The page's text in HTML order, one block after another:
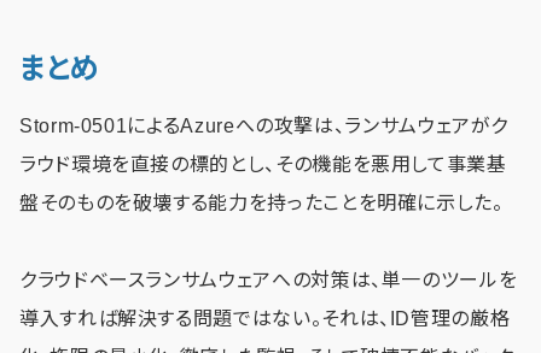
まとめ
Storm-0501によるAzureへの攻撃は、ランサムウェアがク
ラウド環境を直接の標的とし、その機能を悪用して事業基
盤そのものを破壊する能力を持ったことを明確に示した。
クラウドベースランサムウェアへの対策は、単一のツールを
導入すれば解決する問題ではない。それは、ID管理の厳格